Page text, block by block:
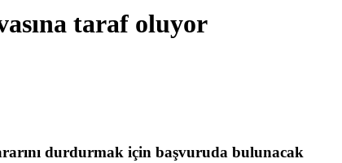
taraf oluyor
durdurmak için başvuruda bulunacak